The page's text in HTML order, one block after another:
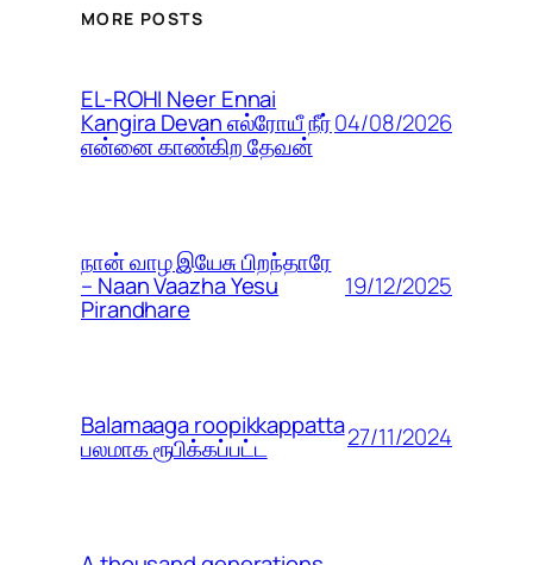
MORE POSTS
EL-ROHI Neer Ennai
Kangira Devan எல்ரோயீ நீர்
என்னை காண்கிற தேவன்
04/08/2026
நான் வாழ இயேசு பிறந்தாரே
– Naan Vaazha Yesu
Pirandhare
19/12/2025
Balamaaga roopikkappatta
பலமாக ரூபிக்கப்பட்ட 27/11/2024